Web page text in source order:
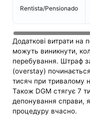
Rentista/Pensionado
Додаткові витрати на
можуть виникнути,
перебування. Штраф
(overstay)
тисяч при тривалому
Також DGM стягує 7
депонування справи,
процедуру вчасно.